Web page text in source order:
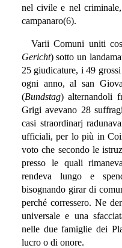
nel civile e nel
campanaro(6).
Varii Comuni uniti
Gericht) sotto un
25 giudicature, i 49
ogni anno, al san
(Bundstag) alternandoli
Grigi avevano 28
casi straordinarj
ufficiali, per lo più in
voto che secondo le
presso le quali
rendeva lungo e
bisognando girar di
perché corressero. Ne
universale e una
nelle due famiglie dei
lucro o di onore.